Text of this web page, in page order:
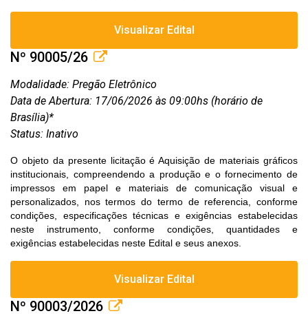
Visualizar Edital
Nº 90005/26
Modalidade: Pregão Eletrônico
Data de Abertura: 17/06/2026 às 09:00hs (horário de
Brasília)*
Status: Inativo
O objeto da presente licitação é Aquisição de materiais gráficos
institucionais, compreendendo a produção e o fornecimento de
impressos em papel e materiais de comunicação visual e
personalizados, nos termos do termo de referencia, conforme
condições, especificações técnicas e exigências estabelecidas
neste instrumento, conforme condições, quantidades e
exigências estabelecidas neste Edital e seus anexos.
Visualizar Edital
Nº 90003/2026